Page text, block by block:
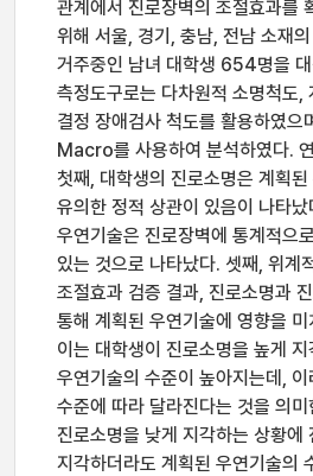
관계에서 진로장벽의 조절효과를
위해 서울, 경기, 충남, 전남 소재
거주중인 남녀 대학생 654명을
측정도구로는 다차원적 소명척도,
결정 장애검사 척도를 활용하였
Macro를 사용하여 분석하였다.
첫째, 대학생의 진로소명은 계획
유의한 정적 상관이 있음이 나타
우연기술은 진로장벽에 통계적으
있는 것으로 나타났다. 셋째, 위계
조절효과 검증 결과, 진로소명과
통해 계획된 우연기술에 영향을
이는 대학생이 진로소명을 높게
우연기술의 수준이 높아지는데,
수준에 따라 달라진다는 것을 의미
진로소명을 낮게 지각하는 상황에
지각하더라도 계획된 우연기술의